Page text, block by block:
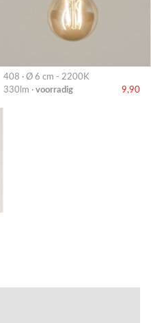
408 · Ø 6 cm - 2200K
330lm · voorradig 9,90